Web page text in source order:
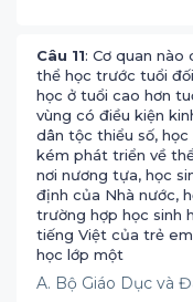
Câu 11: Cơ quan
thể học trước tuổi
học ở tuổi cao hơn
vùng có điều kiện
dân tộc thiểu số,
kém phát triển về
nơi nương tựa, học
định của Nhà nước,
trường hợp học sinh
tiếng Việt của trẻ
học lớp một
A. Bộ Giáo Dục và